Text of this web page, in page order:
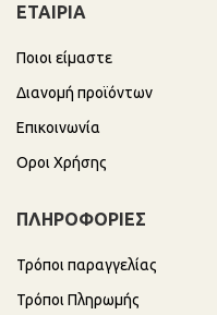
ΕΤΑΙΡΙΑ
Ποιοι είμαστε
Διανομή προϊόντων
Επικοινωνία
Οροι Χρήσης
ΠΛΗΡΟΦΟΡΙΕΣ
Τρόποι παραγγελίας
Τρόποι Πληρωμής